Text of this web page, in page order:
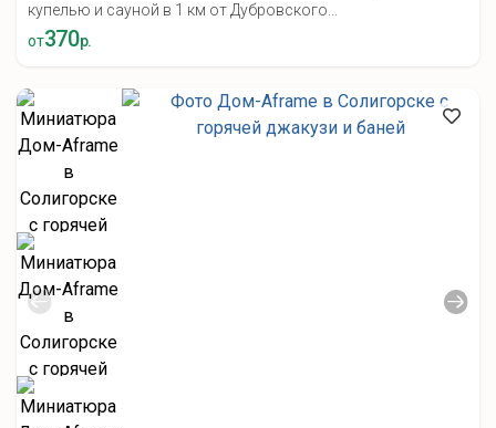
купелью и сауной в 1 км от Дубровского...
от370р.